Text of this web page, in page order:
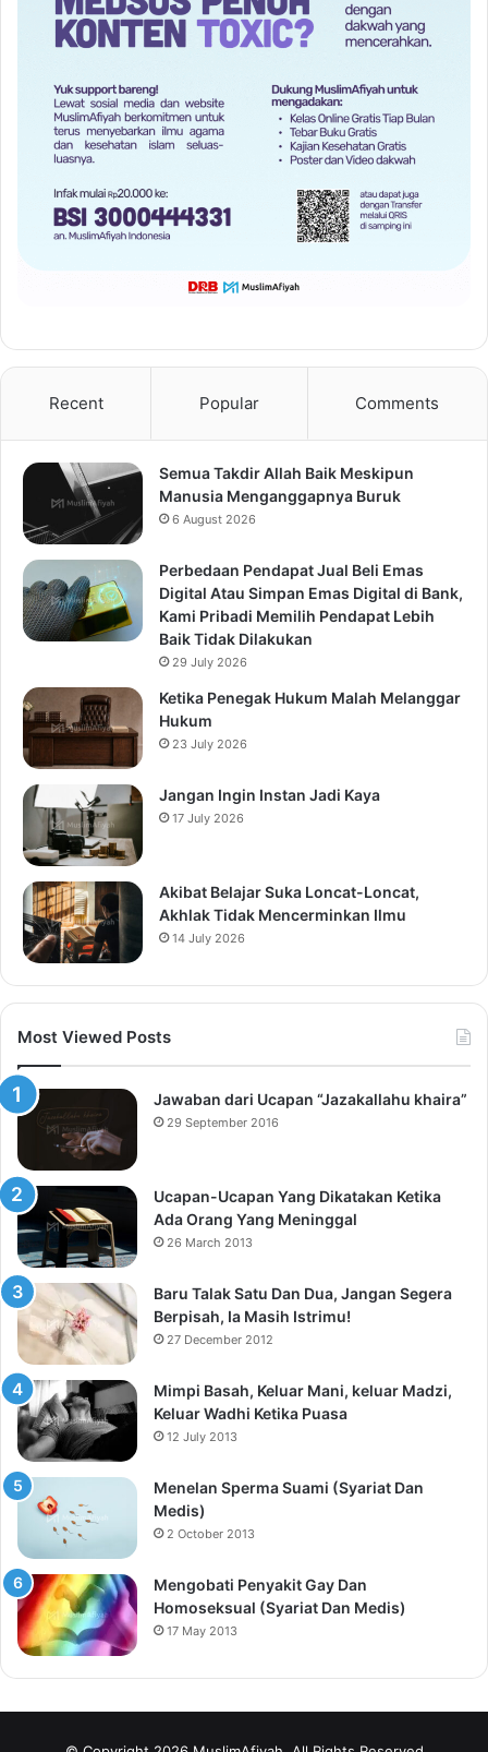
Recent Popular Comments
Semua Takdir Allah Baik Meskipun
Manusia Menganggapnya Buruk
6 August 2026
Perbedaan Pendapat Jual Beli Emas
Digital Atau Simpan Emas Digital di Bank,
Kami Pribadi Memilih Pendapat Lebih
Baik Tidak Dilakukan
29 July 2026
Ketika Penegak Hukum Malah Melanggar
Hukum
23 July 2026
Jangan Ingin Instan Jadi Kaya
17 July 2026
Akibat Belajar Suka Loncat-Loncat,
Akhlak Tidak Mencerminkan Ilmu
14 July 2026
Most Viewed Posts
Jawaban dari Ucapan “Jazakallahu khaira”
29 September 2016
Ucapan-Ucapan Yang Dikatakan Ketika
Ada Orang Yang Meninggal
26 March 2013
Baru Talak Satu Dan Dua, Jangan Segera
Berpisah, Ia Masih Istrimu!
27 December 2012
Mimpi Basah, Keluar Mani, keluar Madzi,
Keluar Wadhi Ketika Puasa
12 July 2013
Menelan Sperma Suami (Syariat Dan
Medis)
2 October 2013
Mengobati Penyakit Gay Dan
Homoseksual (Syariat Dan Medis)
17 May 2013